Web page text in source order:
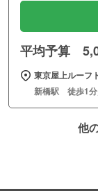
平均予算
東京屋上ルーフ
新橋駅 徒歩1分
他